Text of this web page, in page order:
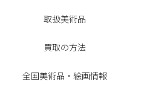
取扱美術品
買取の方法
全国美術品・絵画情報